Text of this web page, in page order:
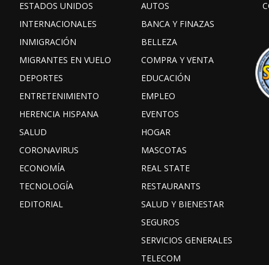
ESTADOS UNIDOS
INTERNACIONALES
INMIGRACIÓN
MIGRANTES EN VUELO
DEPORTES
ENTRETENIMIENTO
HERENCIA HISPANA
SALUD
CORONAVIRUS
ECONOMÍA
TECNOLOGÍA
EDITORIAL
AUTOS
BANCA Y FINAZAS
BELLEZA
COMPRA Y VENTA
EDUCACIÓN
EMPLEO
EVENTOS
HOGAR
MASCOTAS
REAL STATE
RESTAURANTS
SALUD Y BIENESTAR
SEGUROS
SERVICIOS GENERALES
TELECOM